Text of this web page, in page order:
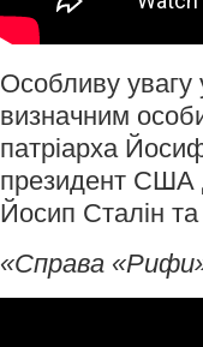
Особливу увагу
визначним
патріарха
президент США
Йосип Сталін
«Справа